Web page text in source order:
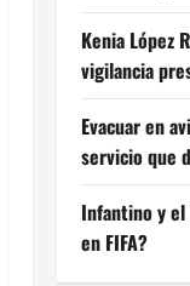
Kenia López
vigilancia
Evacuar en
servicio que
Infantino y el
en FIFA?